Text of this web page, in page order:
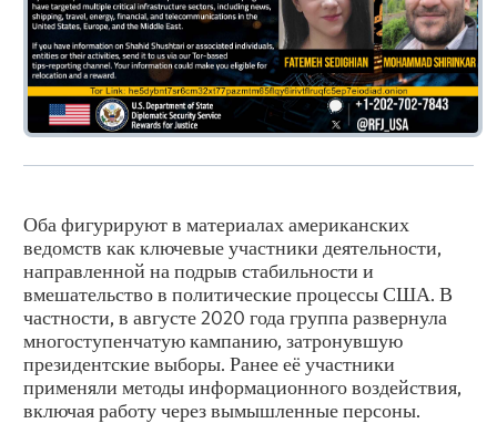
Оба фигурируют в материалах американских
ведомств как ключевые участники деятельности,
направленной на подрыв стабильности и
вмешательство в политические процессы США. В
частности, в августе 2020 года группа развернула
многоступенчатую кампанию, затронувшую
президентские выборы. Ранее её участники
применяли методы информационного воздействия,
включая работу через вымышленные персоны.